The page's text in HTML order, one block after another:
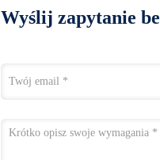
Wyślij zapytanie